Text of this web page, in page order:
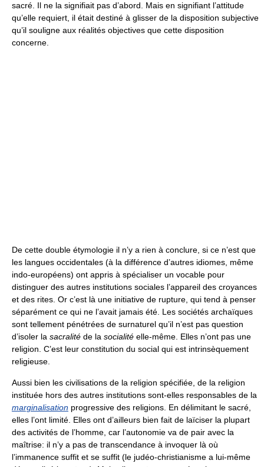
sacré. Il ne la signifiait pas d’abord. Mais en signifiant l’attitude
qu’elle requiert, il était destiné à glisser de la disposition subjective
qu’il souligne aux réalités objectives que cette disposition
concerne.
De cette double étymologie il n’y a rien à conclure, si ce n’est que
les langues occidentales (à la différence d’autres idiomes, même
indo-européens) ont appris à spécialiser un vocable pour
distinguer des autres institutions sociales l’appareil des croyances
et des rites. Or c’est là une initiative de rupture, qui tend à penser
séparément ce qui ne l’avait jamais été. Les sociétés archaïques
sont tellement pénétrées de surnaturel qu’il n’est pas question
d’isoler la sacralité de la socialité elle-même. Elles n’ont pas une
religion. C’est leur constitution du social qui est intrinsèquement
religieuse.
Aussi bien les civilisations de la religion spécifiée, de la religion
instituée hors des autres institutions sont-elles responsables de la
marginalisation progressive des religions. En délimitant le sacré,
elles l’ont limité. Elles ont d’ailleurs bien fait de laïciser la plupart
des activités de l’homme, car l’autonomie va de pair avec la
maîtrise: il n’y a pas de transcendance à invoquer là où
l’immanence suffit et se suffit (le judéo-christianisme a lui-même